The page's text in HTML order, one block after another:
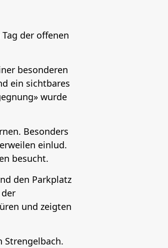
der offenen
besonderen
ein sichtbares
wurde
Besonders
einlud.
besucht.
den Parkplatz
und zeigten
Strengelbach.